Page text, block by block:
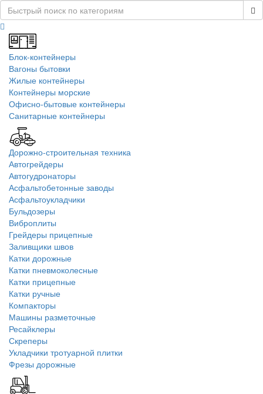
Блок-контейнеры
Вагоны бытовки
Жилые контейнеры
Контейнеры морские
Офисно-бытовые контейнеры
Санитарные контейнеры
Дорожно-строительная техника
Автогрейдеры
Автогудронаторы
Асфальтобетонные заводы
Асфальтоукладчики
Бульдозеры
Виброплиты
Грейдеры прицепные
Заливщики швов
Катки дорожные
Катки пневмоколесные
Катки прицепные
Катки ручные
Компакторы
Машины разметочные
Ресайклеры
Скреперы
Укладчики тротуарной плитки
Фрезы дорожные